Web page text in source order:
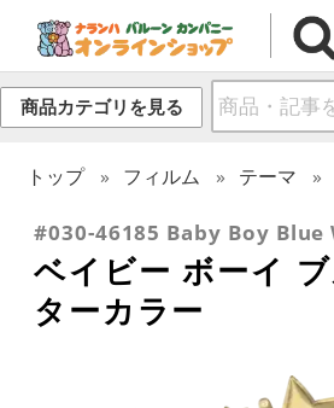
商品カテゴリを見る
トップ フィルム テーマ
#030-46185 Baby Boy
ベイビー ボーイ
ターカラー